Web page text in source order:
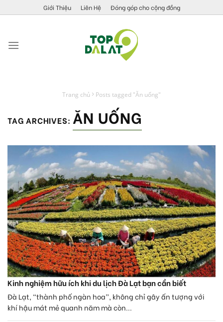
to
Giới Thiệu Liên Hệ Đóng góp cho cộng đồng
Trang chủ Posts tagged "Ăn uống"
TAG ARCHIVES: ĂN UỐNG
Kinh nghiệm hữu ích khi du lịch Đà Lạt bạn cần biết
Đà Lạt, “thành phố ngàn hoa”, không chỉ gây ấn tượng với
khí hậu mát mẻ quanh năm mà còn...